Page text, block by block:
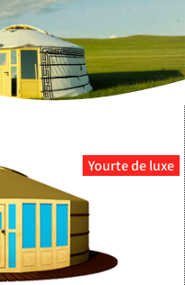
Yourte de luxe